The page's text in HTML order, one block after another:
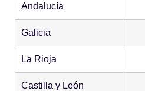
Andalucía
Galicia
La Rioja
Castilla y León